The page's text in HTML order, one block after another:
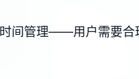
间管理——用户需要合